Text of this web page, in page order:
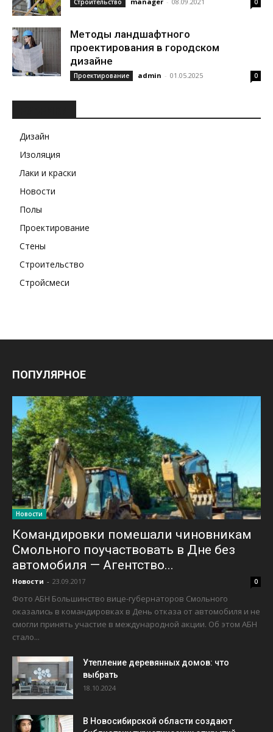
Строительство 0
Методы ландшафтного
проектирования в городском
дизайне
Проектирование admin - 01.05.2025 0
Дизайн
Изоляция
Лаки и краски
Новости
Полы
Проектирование
Стены
Строительство
Стройсмеси
ПОПУЛЯРНОЕ
Новости
Командировки помешали чиновникам
Смольного поучаствовать в Дне без
автомобиля — Агентство...
Новости - 23.09.2017 0
Фото АБН Большинство вице-губернаторов Смольного
оказались в командировках в День отказа от автомобиля и не
смогли принять участие в международной акции. Об этом АБН
стало...
Утепление деревянных домов: что
выбрать
18.10.2024
В Новосибирской области создают